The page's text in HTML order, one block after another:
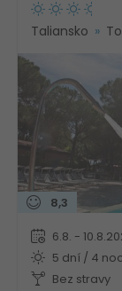
Taliansko
8,3
6.8. -
5 dní / 4
Bez stravy